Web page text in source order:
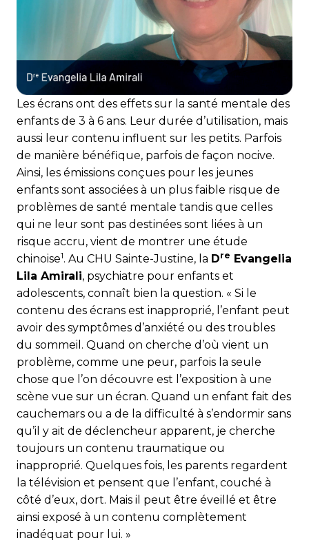
Les écrans ont des effets sur la santé mentale des
enfants de 3 à 6 ans. Leur durée d’utilisation, mais
aussi leur contenu influent sur les petits. Parfois
de manière bénéfique, parfois de façon nocive.
Ainsi, les émissions conçues pour les jeunes
enfants sont associées à un plus faible risque de
problèmes de santé mentale tandis que celles
qui ne leur sont pas destinées sont liées à un
risque accru, vient de montrer une étude
chinoise1. Au CHU Sainte-Justine, la Dre Evangelia
Lila Amirali, psychiatre pour enfants et
adolescents, connaît bien la question. « Si le
contenu des écrans est inapproprié, l’enfant peut
avoir des symptômes d’anxiété ou des troubles
du sommeil. Quand on cherche d’où vient un
problème, comme une peur, parfois la seule
chose que l’on découvre est l’exposition à une
scène vue sur un écran. Quand un enfant fait des
cauchemars ou a de la difficulté à s’endormir sans
qu’il y ait de déclencheur apparent, je cherche
toujours un contenu traumatique ou
inapproprié. Quelques fois, les parents regardent
la télévision et pensent que l’enfant, couché à
côté d’eux, dort. Mais il peut être éveillé et être
ainsi exposé à un contenu complètement
inadéquat pour lui. »